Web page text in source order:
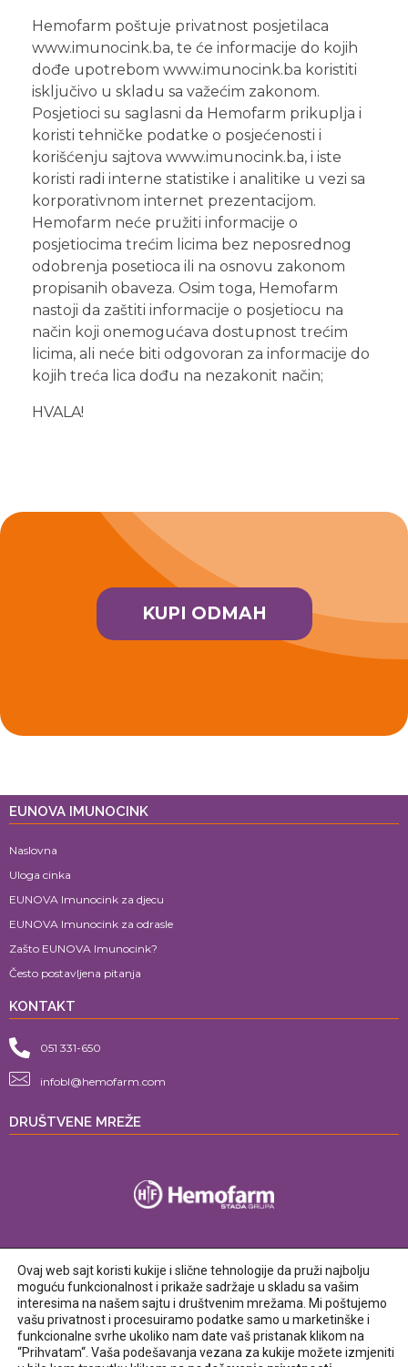
Hemofarm poštuje privatnost posjetilaca
www.imunocink.ba, te će informacije do kojih
dođe upotrebom www.imunocink.ba koristiti
isključivo u skladu sa važećim zakonom.
Posjetioci su saglasni da Hemofarm prikuplja i
koristi tehničke podatke o posjećenosti i
korišćenju sajtova www.imunocink.ba, i iste
koristi radi interne statistike i analitike u vezi sa
korporativnom internet prezentacijom.
Hemofarm neće pružiti informacije o
posjetiocima trećim licima bez neposrednog
odobrenja posetioca ili na osnovu zakonom
propisanih obaveza. Osim toga, Hemofarm
nastoji da zaštiti informacije o posjetiocu na
način koji onemogućava dostupnost trećim
licima, ali neće biti odgovoran za informacije do
kojih treća lica dođu na nezakonit način;
HVALA!
KUPI ODMAH
EUNOVA IMUNOCINK
Naslovna
Uloga cinka
EUNOVA Imunocink za djecu
EUNOVA Imunocink za odrasle
Zašto EUNOVA Imunocink?
Često postavljena pitanja
KONTAKT
051 331-650
infobl@hemofarm.com
DRUŠTVENE MREŽE
Politika korišćenja sajta Politika privatnosti
Ovaj web sajt koristi kukije i slične tehnologije da pruži najbolju
moguću funkcionalnost i prikaže sadržaje u skladu sa vašim
interesima na našem sajtu i društvenim mrežama. Mi poštujemo
vašu privatnost i procesuiramo podatke samo u marketinške i
funkcionalne svrhe ukoliko nam date vaš pristanak klikom na
“Prihvatam“. Vaša podešavanja vezana za kukije možete izmjeniti